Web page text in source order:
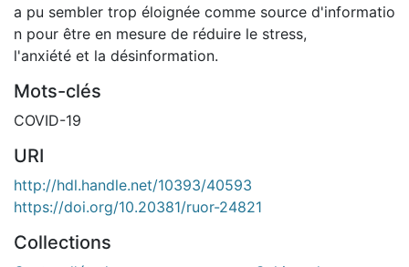
a pu sembler trop éloignée comme source d'informatio
n pour être en mesure de réduire le stress,
l'anxiété et la désinformation.
Mots-clés
COVID-19
URI
http://hdl.handle.net/10393/40593
https://doi.org/10.20381/ruor-24821
Collections